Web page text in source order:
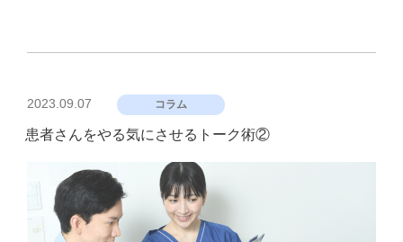
投
日:
2023.09.07 コラム
患者さんをやる気にさせるトーク術②